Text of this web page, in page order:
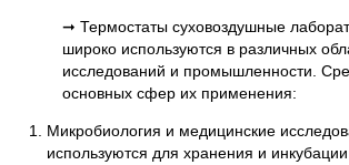
➞ Термостаты суховоздушные
широко используются в различных
исследований и промышленности.
основных сфер их применения:
Микробиология и медицинские
используются для хранения и